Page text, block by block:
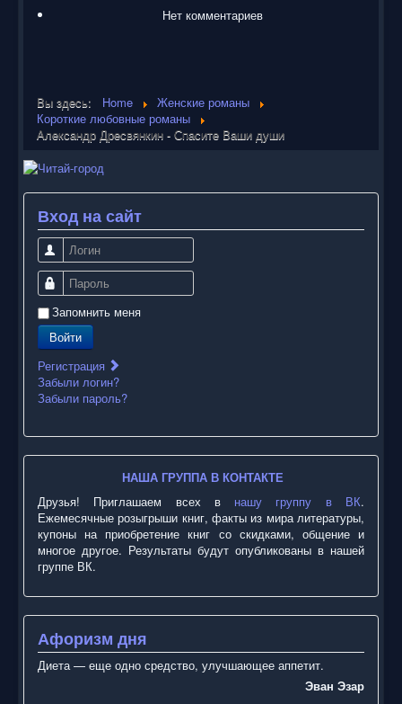
Нет комментариев
Вы здесь: Home
Женские романы
Короткие любовные романы
Александр Дресвянкин - Спасите Ваши души
Вход на сайт
Логин
Пароль
Запомнить меня
Войти
Регистрация
Забыли логин?
Забыли пароль?
НАША ГРУППА В КОНТАКТЕ
Друзья! Приглашаем всех в нашу группу в ВК.
Ежемесячные розыгрыши книг, факты из мира литературы,
купоны на приобретение книг со скидками, общение и
многое другое. Результаты будут опубликованы в нашей
группе ВК.
Афоризм дня
Диета — еще одно средство, улучшающее аппетит.
Эван Эзар